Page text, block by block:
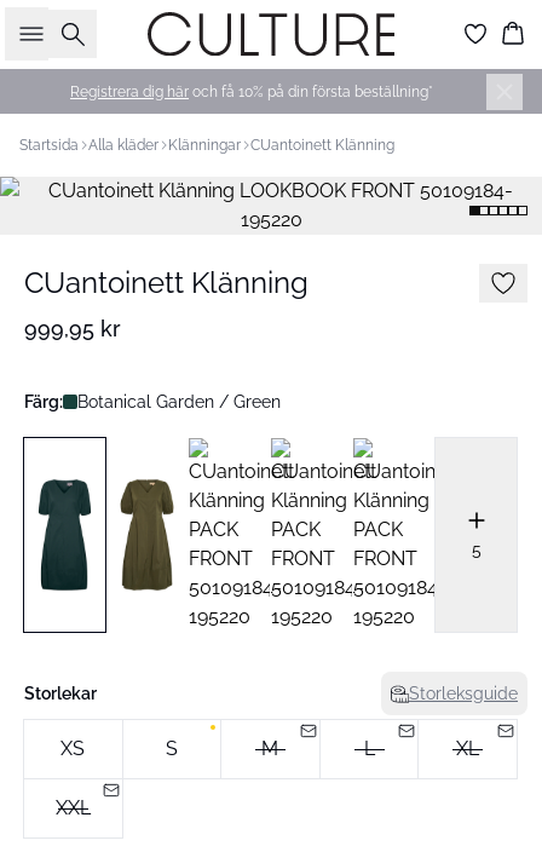
Sök
Registrera dig här och få 10% på din första beställning*
Startsida Alla kläder Klänningar CUantoinett Klänning
CUantoinett Klänning
999,95 kr
Färg: Botanical Garden / Green
5
Storlekar Storleksguide
XS S M L XL
XXL